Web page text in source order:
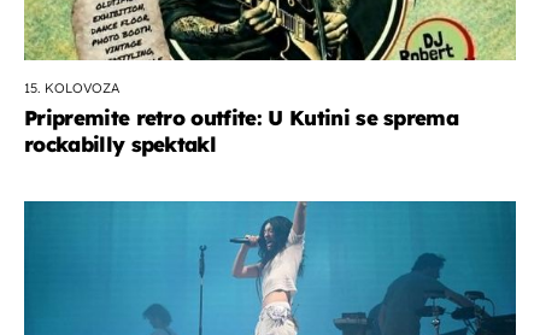
15. KOLOVOZA
Pripremite retro outfite: U Kutini se sprema
rockabilly spektakl